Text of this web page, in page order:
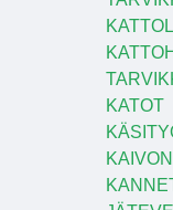
KATOT